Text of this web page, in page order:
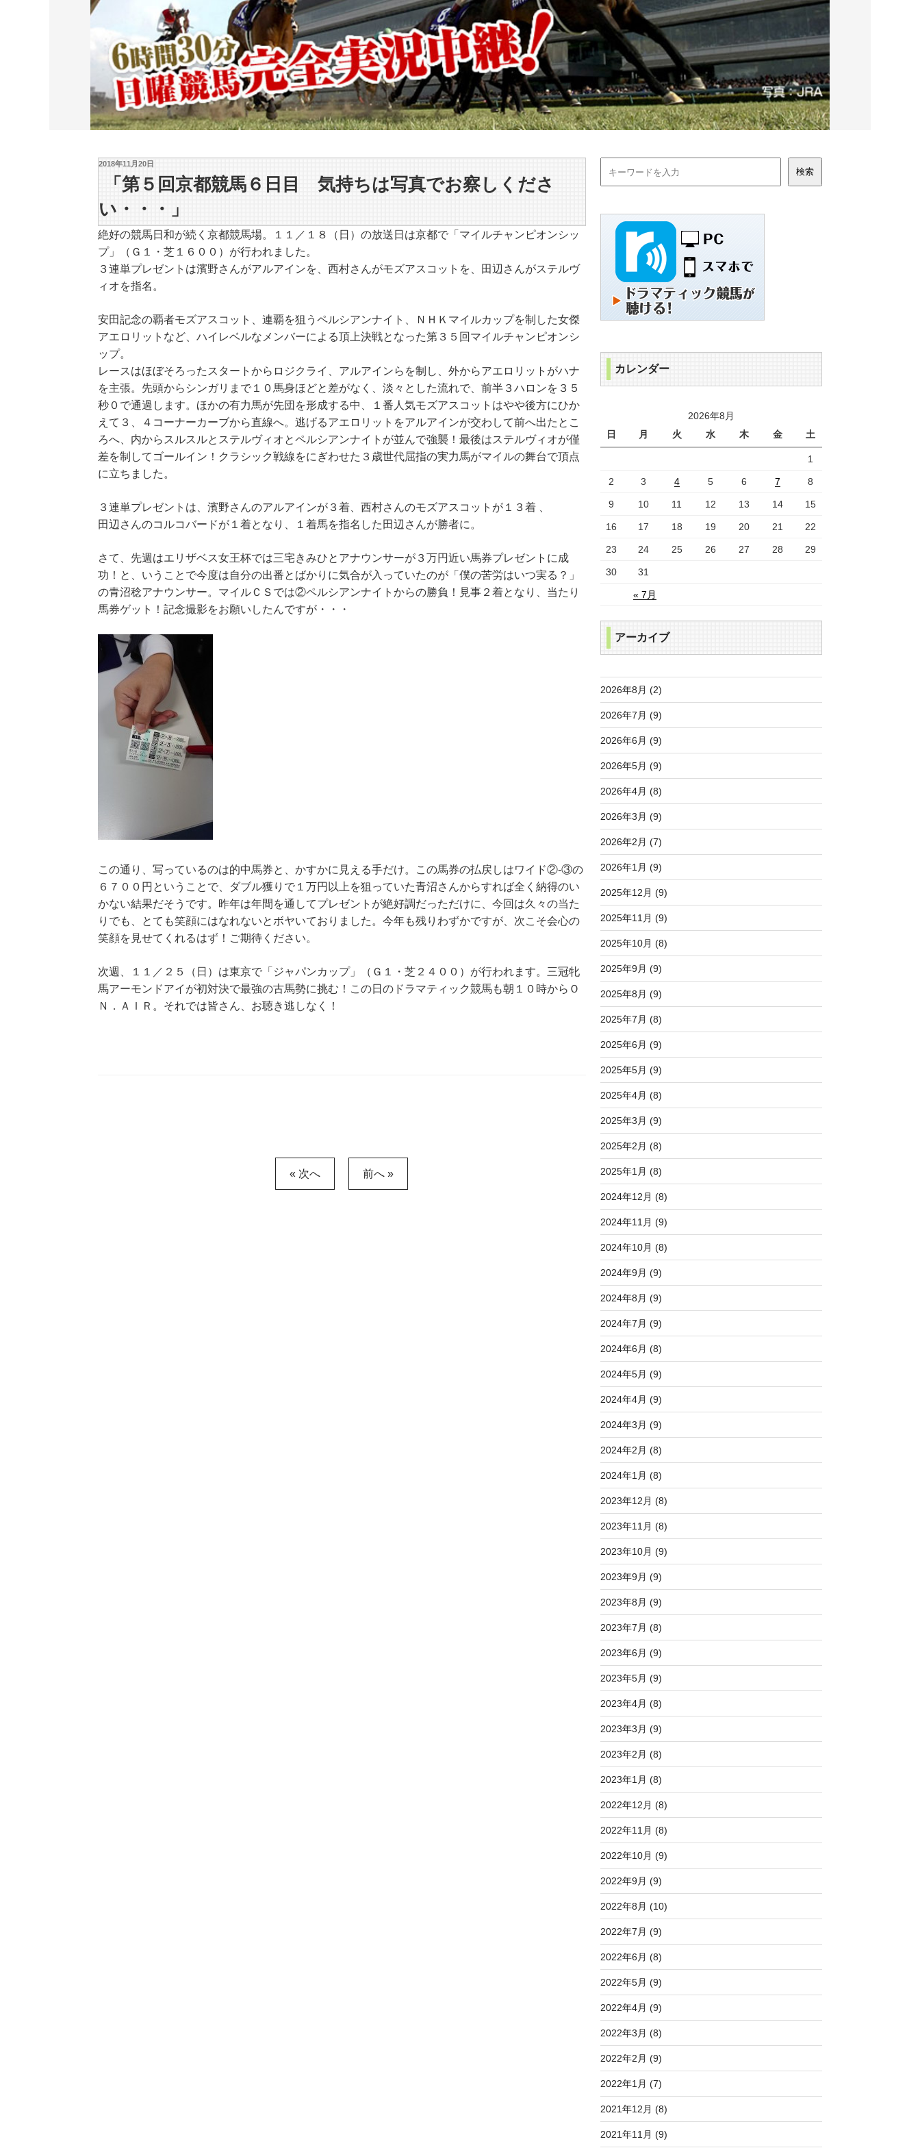
2018年11月20日
「第５回京都競馬６日目 気持ちは写真でお察しくださ
い・・・」
絶好の競馬日和が続く京都競馬場。１１／１８（日）の放送日は京都で「マイルチャンピオンシッ
プ」（Ｇ１・芝１６００）が行われました。
３連単プレゼントは濱野さんがアルアインを、西村さんがモズアスコットを、田辺さんがステルヴ
ィオを指名。
安田記念の覇者モズアスコット、連覇を狙うペルシアンナイト、ＮＨＫマイルカップを制した女傑
アエロリットなど、ハイレベルなメンバーによる頂上決戦となった第３５回マイルチャンピオンシ
ップ。
レースはほぼそろったスタートからロジクライ、アルアインらを制し、外からアエロリットがハナ
を主張。先頭からシンガリまで１０馬身ほどと差がなく、淡々とした流れで、前半３ハロンを３５
秒０で通過します。ほかの有力馬が先団を形成する中、１番人気モズアスコットはやや後方にひか
えて３、４コーナーカーブから直線へ。逃げるアエロリットをアルアインが交わして前へ出たとこ
ろへ、内からスルスルとステルヴィオとペルシアンナイトが並んで強襲！最後はステルヴィオが僅
差を制してゴールイン！クラシック戦線をにぎわせた３歳世代屈指の実力馬がマイルの舞台で頂点
に立ちました。
３連単プレゼントは、濱野さんのアルアインが３着、西村さんのモズアスコットが１３着 、
田辺さんのコルコバードが１着となり、１着馬を指名した田辺さんが勝者に。
さて、先週はエリザベス女王杯では三宅きみひとアナウンサーが３万円近い馬券プレゼントに成
功！と、いうことで今度は自分の出番とばかりに気合が入っていたのが「僕の苦労はいつ実る？」
の青沼稔アナウンサー。マイルＣＳでは②ペルシアンナイトからの勝負！見事２着となり、当たり
馬券ゲット！記念撮影をお願いしたんですが・・・
この通り、写っているのは的中馬券と、かすかに見える手だけ。この馬券の払戻しはワイド②-③の
６７００円ということで、ダブル獲りで１万円以上を狙っていた青沼さんからすれば全く納得のい
かない結果だそうです。昨年は年間を通してプレゼントが絶好調だっただけに、今回は久々の当た
りでも、とても笑顔にはなれないとボヤいておりました。今年も残りわずかですが、次こそ会心の
笑顔を見せてくれるはず！ご期待ください。
次週、１１／２５（日）は東京で「ジャパンカップ」（Ｇ１・芝２４００）が行われます。三冠牝
馬アーモンドアイが初対決で最強の古馬勢に挑む！この日のドラマティック競馬も朝１０時からＯ
Ｎ．ＡＩＲ。それでは皆さん、お聴き逃しなく！
« 次へ 前へ »
カレンダー
2026年8月
日
月 火 水 木 金 土
« 7月
1
2 3 4 5 6 7 8
9 10 11 12 13 14 15
16 17 18 19 20 21 22
23 24 25 26 27 28 29
30 31
アーカイブ
2026年8月 (2)
2026年7月 (9)
2026年6月 (9)
2026年5月 (9)
2026年4月 (8)
2026年3月 (9)
2026年2月 (7)
2026年1月 (9)
2025年12月 (9)
2025年11月 (9)
2025年10月 (8)
2025年9月 (9)
2025年8月 (9)
2025年7月 (8)
2025年6月 (9)
2025年5月 (9)
2025年4月 (8)
2025年3月 (9)
2025年2月 (8)
2025年1月 (8)
2024年12月 (8)
2024年11月 (9)
2024年10月 (8)
2024年9月 (9)
2024年8月 (9)
2024年7月 (9)
2024年6月 (8)
2024年5月 (9)
2024年4月 (9)
2024年3月 (9)
2024年2月 (8)
2024年1月 (8)
2023年12月 (8)
2023年11月 (8)
2023年10月 (9)
2023年9月 (9)
2023年8月 (9)
2023年7月 (8)
2023年6月 (9)
2023年5月 (9)
2023年4月 (8)
2023年3月 (9)
2023年2月 (8)
2023年1月 (8)
2022年12月 (8)
2022年11月 (8)
2022年10月 (9)
2022年9月 (9)
2022年8月 (10)
2022年7月 (9)
2022年6月 (8)
2022年5月 (9)
2022年4月 (9)
2022年3月 (8)
2022年2月 (9)
2022年1月 (7)
2021年12月 (8)
2021年11月 (9)